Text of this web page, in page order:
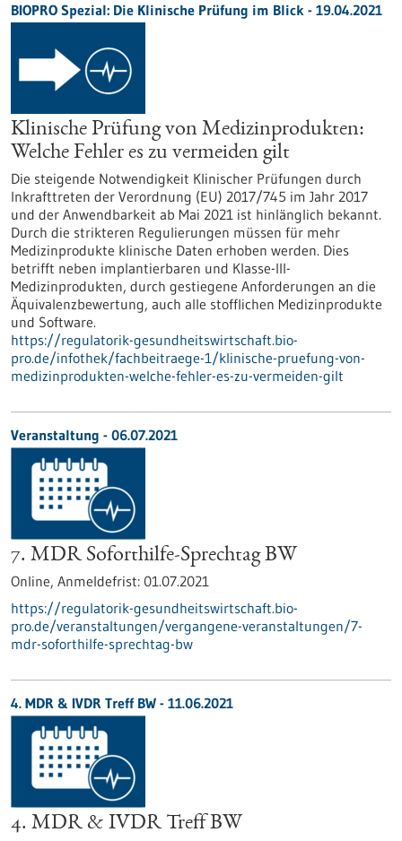
BIOPRO Spezial: Die Klinische Prüfung im Blick - 19.04.2021
Klinische Prüfung von Medizinprodukten:
Welche Fehler es zu vermeiden gilt
Die steigende Notwendigkeit Klinischer Prüfungen durch
Inkrafttreten der Verordnung (EU) 2017/745 im Jahr 2017
und der Anwendbarkeit ab Mai 2021 ist hinlänglich bekannt.
Durch die strikteren Regulierungen müssen für mehr
Medizinprodukte klinische Daten erhoben werden. Dies
betrifft neben implantierbaren und Klasse-III-
Medizinprodukten, durch gestiegene Anforderungen an die
Äquivalenzbewertung, auch alle stofflichen Medizinprodukte
und Software.
https://regulatorik-gesundheitswirtschaft.bio-
pro.de/infothek/fachbeitraege-1/klinische-pruefung-von-
medizinprodukten-welche-fehler-es-zu-vermeiden-gilt
Veranstaltung - 06.07.2021
7. MDR Soforthilfe-Sprechtag BW
Online, Anmeldefrist: 01.07.2021
https://regulatorik-gesundheitswirtschaft.bio-
pro.de/veranstaltungen/vergangene-veranstaltungen/7-
mdr-soforthilfe-sprechtag-bw
4. MDR & IVDR Treff BW - 11.06.2021
4. MDR & IVDR Treff BW